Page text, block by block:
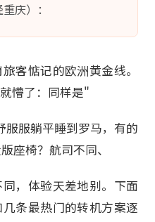
庆）：
客惦记的欧洲黄金线。
懵了：同样是"
服躺平睡到罗马，有的
座椅？航司不同、
，体验天差地别。下面
条最热门的转机方案逐